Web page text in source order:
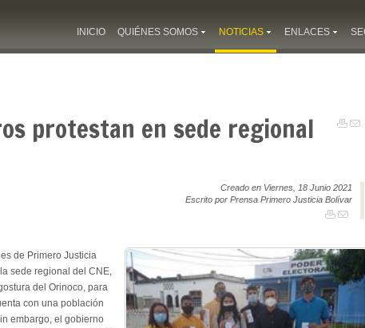
INICIO QUIÉNES SOMOS NOTICIAS ENLACES
protestan en sede regional
Creado en Viernes, 18 Junio 2021
Escrito por Prensa Primero Justicia Bolívar
de Primero Justicia
sede regional del CNE,
del Orinoco, para
con una población
embargo, el gobierno